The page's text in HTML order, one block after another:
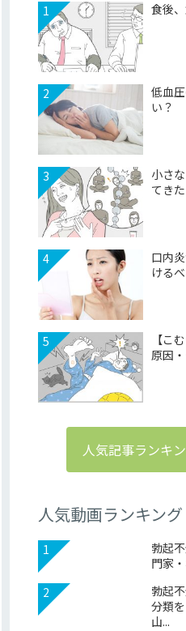
食後
1
低血
い？
2
小さ
てきた
3
口内
ける
4
【こ
原因
5
人気記事ランキ
人気動画ランキング
勃起
門家
1
勃起
分類
山...
2